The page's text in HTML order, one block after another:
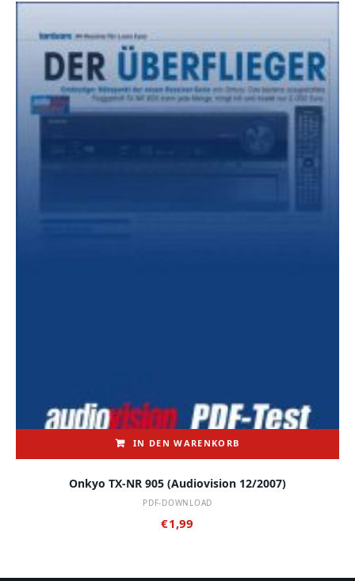
IN DEN WARENKORB
Onkyo TX-NR 905 (audiovision 12/2007)
PDF-DOWNLOAD
€1,99